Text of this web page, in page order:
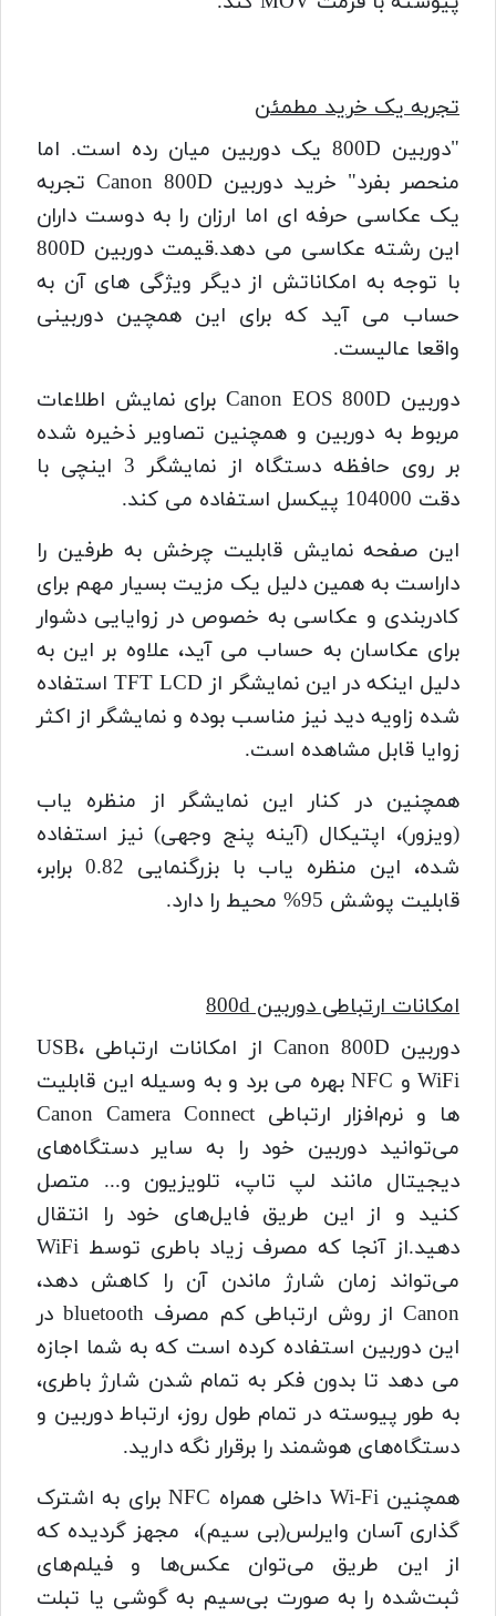
تجربه یک خرید مطمئن
"دوربین 800D یک دوربین میان رده است. اما
منحصر بفرد" خرید دوربین Canon 800D تجربه
یک عکاسی حرفه ای اما ارزان را به دوست داران
این رشته عکاسی می دهد.قیمت دوربین 800D
با توجه به امکاناتش از دیگر ویژگی های آن به
حساب می آید که برای این همچین دوربینی
واقعا عالیست.
دوربین Canon EOS 800D برای نمایش اطلاعات
مربوط به دوربین و همچنین تصاویر ذخیره شده
بر روی حافظه دستگاه از نمایشگر 3 اینچی با
دقت 104000 پیکسل استفاده می کند.
این صفحه نمایش قابلیت چرخش به طرفین را
داراست به همین دلیل یک مزیت بسیار مهم برای
کادربندی و عکاسی به خصوص در زوایایی دشوار
برای عکاسان به حساب می آید، علاوه بر این به
دلیل اینکه در این نمایشگر از TFT LCD استفاده
شده زاویه دید نیز مناسب بوده و نمایشگر از اکثر
زوایا قابل مشاهده است.
همچنین در کنار این نمایشگر از منظره یاب
(ویزور)، اپتیکال (آینه پنج وجهی) نیز استفاده
شده، این منظره یاب با بزرگنمایی 0.82 برابر،
قابلیت پوشش 95% محیط را دارد.
امکانات ارتباطی دوربین 800d
دوربین Canon 800D از امکانات ارتباطی USB،
WiFi و NFC بهره می برد و به‌ وسیله این قابلیت
ها و نرم‌افزار ارتباطی Canon Camera Connect
می‌توانید دوربین خود را به سایر دستگاه‌های
دیجیتال مانند لپ تاپ، تلویزیون و... متصل
کنید و از این طریق فایل‌های خود را انتقال
دهید.از آنجا که مصرف زیاد باطری توسط WiFi
می‌تواند زمان شارژ ماندن آن را کاهش دهد،
Canon از روش ارتباطی کم مصرف bluetooth در
این دوربین استفاده کرده است که به شما اجازه
می دهد تا بدون فکر به تمام شدن شارژ باطری،
به طور پیوسته در تمام طول روز، ارتباط دوربین و
دستگاه‌های هوشمند را برقرار نگه دارید.
همچنین Wi-Fi داخلی همراه NFC برای به اشترک
گذاری آسان وایرلس(بی سیم)، مجهز گردیده که
از این طریق می‌توان عکس‌ها و فیلم‌های
ثبت‌شده را به صورت بی‌سیم به گوشی یا تبلت